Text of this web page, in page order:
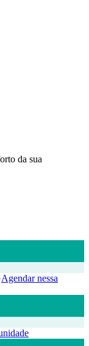
da sua
Agendar nessa